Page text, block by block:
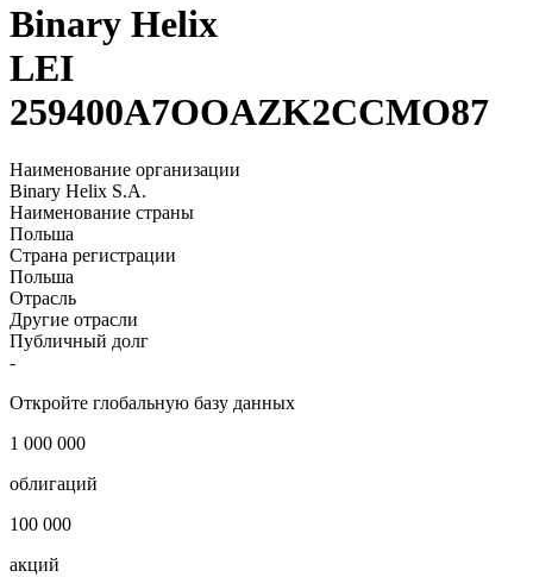
Binary Helix
LEI
259400A7OOAZK2CCMO87
Наименование организации
Binary Helix S.A.
Наименование страны
Польша
Страна регистрации
Польша
Отрасль
Другие отрасли
Публичный долг
-
Откройте глобальную базу данных
1 000 000
облигаций
100 000
акций